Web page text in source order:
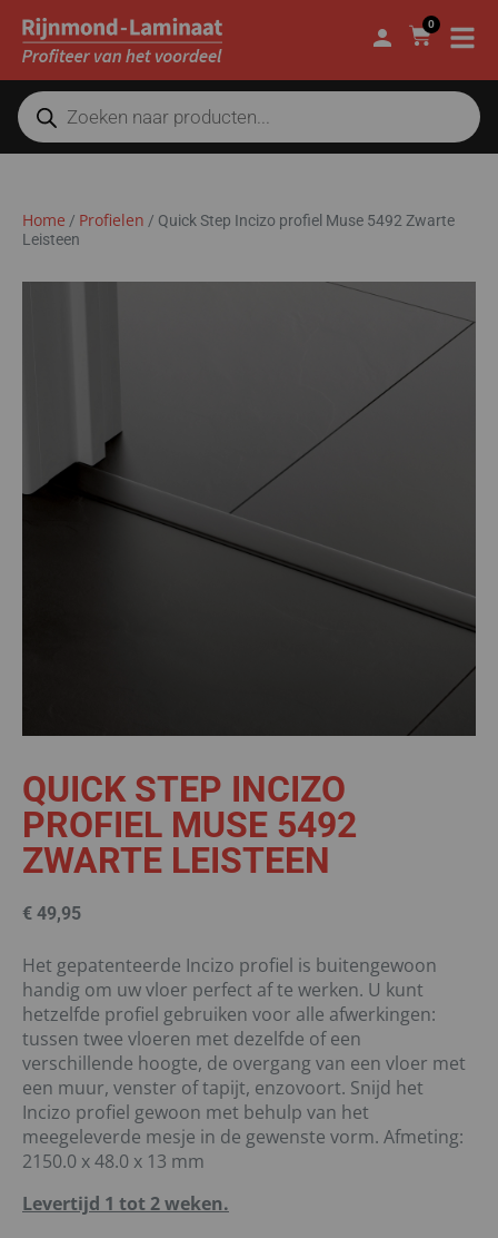
0
Home / Profielen / Quick Step Incizo profiel Muse 5492 Zwarte
Leisteen
QUICK STEP INCIZO
PROFIEL MUSE 5492
ZWARTE LEISTEEN
€ 49,95
Het gepatenteerde Incizo profiel is buitengewoon
handig om uw vloer perfect af te werken. U kunt
hetzelfde profiel gebruiken voor alle afwerkingen:
tussen twee vloeren met dezelfde of een
verschillende hoogte, de overgang van een vloer met
een muur, venster of tapijt, enzovoort. Snijd het
Incizo profiel gewoon met behulp van het
meegeleverde mesje in de gewenste vorm. Afmeting:
2150.0 x 48.0 x 13 mm
Levertijd 1 tot 2 weken.